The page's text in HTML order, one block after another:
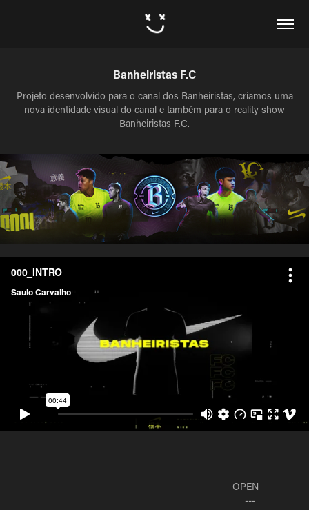
Banheiristas F.C
Projeto desenvolvido para o canal dos Banheiristas, criamos uma
nova identidade visual do canal e também para o reality show
Banheiristas F.C.
OPEN
---